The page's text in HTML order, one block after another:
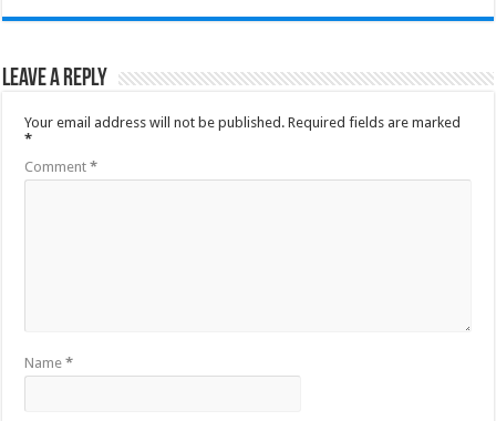
Leave a Reply
Your email address will not be published. Required fields are marked
*
Comment*
Name*